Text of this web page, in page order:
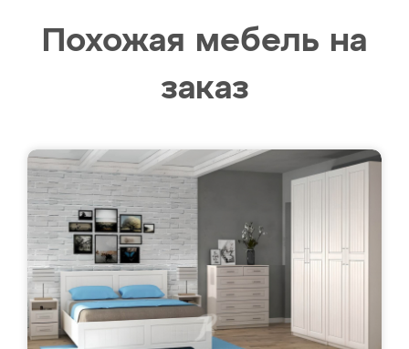
Похожая мебель на
заказ